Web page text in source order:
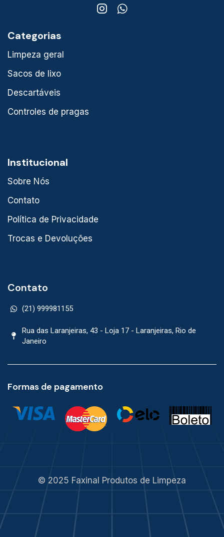
Categorias
Limpeza geral
Sacos de lixo
Descartáveis
Controles de pragas
Institucional
Sobre Nós
Contato
Política de Privacidade
Trocas e Devoluções
Contato
(21) 999981155
Rua das Laranjeiras, 43 - Loja 17 - Laranjeiras, Rio de
Janeiro
Formas de pagamento
© 2025 Faxinal Produtos de Limpeza